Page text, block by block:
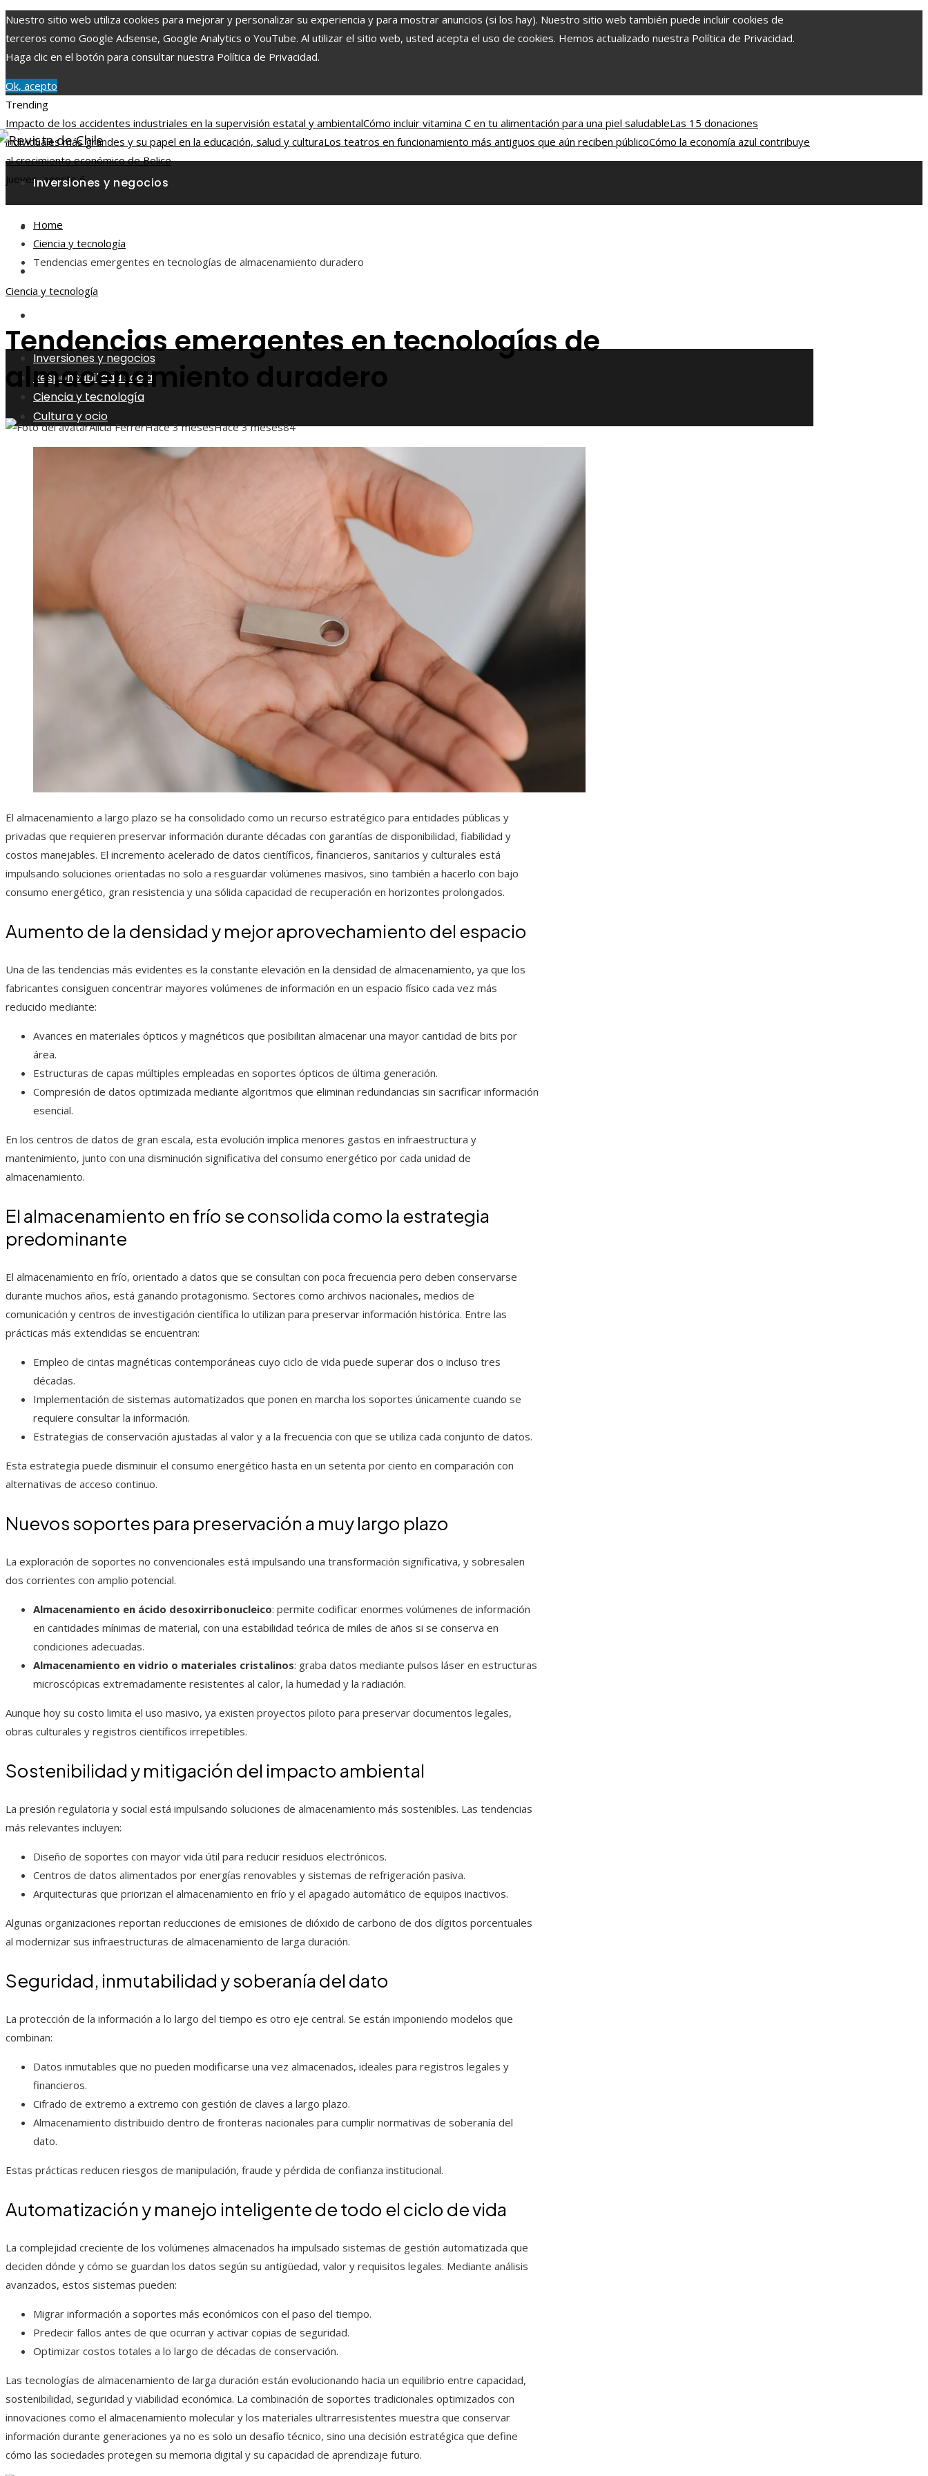
Nuestro sitio web utiliza cookies para mejorar y personalizar su experiencia y para mostrar anuncios (si los hay). Nuestro sitio web también puede incluir cookies de
terceros como Google Adsense, Google Analytics o YouTube. Al utilizar el sitio web, usted acepta el uso de cookies. Hemos actualizado nuestra Política de Privacidad.
Haga clic en el botón para consultar nuestra Política de Privacidad.
Ok, acepto
Trending
Impacto de los accidentes industriales en la supervisión estatal y ambientalCómo incluir vitamina C en tu alimentación para una piel saludableLas 15 donaciones
individuales más grandes y su papel en la educación, salud y culturaLos teatros en funcionamiento más antiguos que aún reciben públicoCómo la economía azul contribuye
al crecimiento económico de Belice
jueves, agosto 6
Inversiones y negocios
Responsabilidad social
Ciencia y tecnología
Inversiones y negocios
Responsabilidad social
Ciencia y tecnología
Cultura y ocio
Home
Ciencia y tecnología
Tendencias emergentes en tecnologías de almacenamiento duradero
Ciencia y tecnología
Tendencias emergentes en tecnologías de
almacenamiento duradero
Alicia FerrerHace 3 mesesHace 3 meses84
El almacenamiento a largo plazo se ha consolidado como un recurso estratégico para entidades públicas y
privadas que requieren preservar información durante décadas con garantías de disponibilidad, fiabilidad y
costos manejables. El incremento acelerado de datos científicos, financieros, sanitarios y culturales está
impulsando soluciones orientadas no solo a resguardar volúmenes masivos, sino también a hacerlo con bajo
consumo energético, gran resistencia y una sólida capacidad de recuperación en horizontes prolongados.
Aumento de la densidad y mejor aprovechamiento del espacio
Una de las tendencias más evidentes es la constante elevación en la densidad de almacenamiento, ya que los
fabricantes consiguen concentrar mayores volúmenes de información en un espacio físico cada vez más
reducido mediante:
Avances en materiales ópticos y magnéticos que posibilitan almacenar una mayor cantidad de bits por
área.
Estructuras de capas múltiples empleadas en soportes ópticos de última generación.
Compresión de datos optimizada mediante algoritmos que eliminan redundancias sin sacrificar información
esencial.
En los centros de datos de gran escala, esta evolución implica menores gastos en infraestructura y
mantenimiento, junto con una disminución significativa del consumo energético por cada unidad de
almacenamiento.
El almacenamiento en frío se consolida como la estrategia
predominante
El almacenamiento en frío, orientado a datos que se consultan con poca frecuencia pero deben conservarse
durante muchos años, está ganando protagonismo. Sectores como archivos nacionales, medios de
comunicación y centros de investigación científica lo utilizan para preservar información histórica. Entre las
prácticas más extendidas se encuentran:
Empleo de cintas magnéticas contemporáneas cuyo ciclo de vida puede superar dos o incluso tres
décadas.
Implementación de sistemas automatizados que ponen en marcha los soportes únicamente cuando se
requiere consultar la información.
Estrategias de conservación ajustadas al valor y a la frecuencia con que se utiliza cada conjunto de datos.
Esta estrategia puede disminuir el consumo energético hasta en un setenta por ciento en comparación con
alternativas de acceso continuo.
Nuevos soportes para preservación a muy largo plazo
La exploración de soportes no convencionales está impulsando una transformación significativa, y sobresalen
dos corrientes con amplio potencial.
Almacenamiento en ácido desoxirribonucleico: permite codificar enormes volúmenes de información
en cantidades mínimas de material, con una estabilidad teórica de miles de años si se conserva en
condiciones adecuadas.
Almacenamiento en vidrio o materiales cristalinos: graba datos mediante pulsos láser en estructuras
microscópicas extremadamente resistentes al calor, la humedad y la radiación.
Aunque hoy su costo limita el uso masivo, ya existen proyectos piloto para preservar documentos legales,
obras culturales y registros científicos irrepetibles.
Sostenibilidad y mitigación del impacto ambiental
La presión regulatoria y social está impulsando soluciones de almacenamiento más sostenibles. Las tendencias
más relevantes incluyen:
Diseño de soportes con mayor vida útil para reducir residuos electrónicos.
Centros de datos alimentados por energías renovables y sistemas de refrigeración pasiva.
Arquitecturas que priorizan el almacenamiento en frío y el apagado automático de equipos inactivos.
Algunas organizaciones reportan reducciones de emisiones de dióxido de carbono de dos dígitos porcentuales
al modernizar sus infraestructuras de almacenamiento de larga duración.
Seguridad, inmutabilidad y soberanía del dato
La protección de la información a lo largo del tiempo es otro eje central. Se están imponiendo modelos que
combinan:
Datos inmutables que no pueden modificarse una vez almacenados, ideales para registros legales y
financieros.
Cifrado de extremo a extremo con gestión de claves a largo plazo.
Almacenamiento distribuido dentro de fronteras nacionales para cumplir normativas de soberanía del
dato.
Estas prácticas reducen riesgos de manipulación, fraude y pérdida de confianza institucional.
Automatización y manejo inteligente de todo el ciclo de vida
La complejidad creciente de los volúmenes almacenados ha impulsado sistemas de gestión automatizada que
deciden dónde y cómo se guardan los datos según su antigüedad, valor y requisitos legales. Mediante análisis
avanzados, estos sistemas pueden:
Migrar información a soportes más económicos con el paso del tiempo.
Predecir fallos antes de que ocurran y activar copias de seguridad.
Optimizar costos totales a lo largo de décadas de conservación.
Las tecnologías de almacenamiento de larga duración están evolucionando hacia un equilibrio entre capacidad,
sostenibilidad, seguridad y viabilidad económica. La combinación de soportes tradicionales optimizados con
innovaciones como el almacenamiento molecular y los materiales ultrarresistentes muestra que conservar
información durante generaciones ya no es solo un desafío técnico, sino una decisión estratégica que define
cómo las sociedades protegen su memoria digital y su capacidad de aprendizaje futuro.